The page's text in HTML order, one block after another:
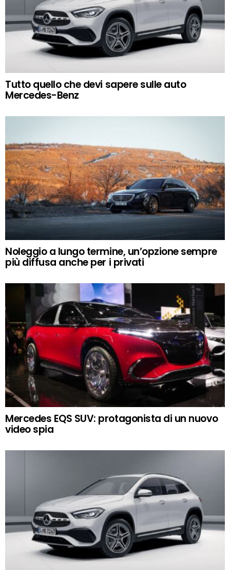
Tutto quello che devi sapere sulle auto
Mercedes-Benz
Noleggio a lungo termine, un’opzione sempre
più diffusa anche per i privati
Mercedes EQS SUV: protagonista di un nuovo
video spia